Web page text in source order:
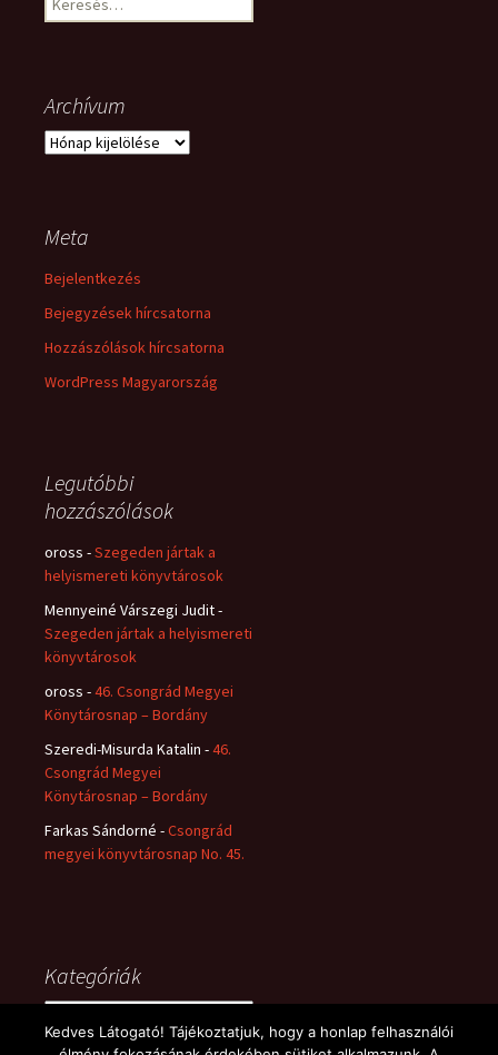
Archívum
Archívum
Meta
Bejelentkezés
Bejegyzések hírcsatorna
Hozzászólások hírcsatorna
WordPress Magyarország
Legutóbbi
hozzászólások
oross -Szegeden jártak a
helyismereti könyvtárosok
Mennyeiné Várszegi Judit-
Szegeden jártak a helyismereti
könyvtárosok
oross -46. Csongrád Megyei
Könytárosnap – Bordány
Szeredi-Misurda Katalin -46.
Csongrád Megyei
Könytárosnap – Bordány
Farkas Sándorné -Csongrád
megyei könyvtárosnap No. 45.
Kategóriák
Kategóriák
Kedves Látogató! Tájékoztatjuk, hogy a honlap felhasználói